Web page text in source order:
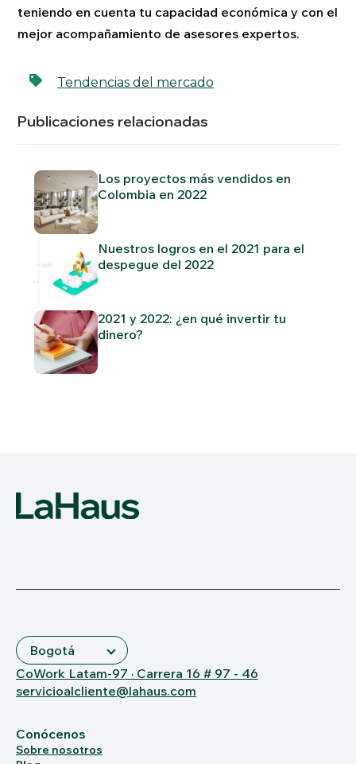
teniendo en cuenta tu capacidad económica y con el
mejor acompañamiento de asesores expertos.
Tendencias del mercado
Publicaciones relacionadas
Los proyectos más vendidos en
Colombia en 2022
Nuestros logros en el 2021 para el
despegue del 2022
2021 y 2022: ¿en qué invertir tu
dinero?
CoWork Latam-97 · Carrera 16 # 97 - 46
servicioalcliente@lahaus.com
Conócenos
Sobre nosotros